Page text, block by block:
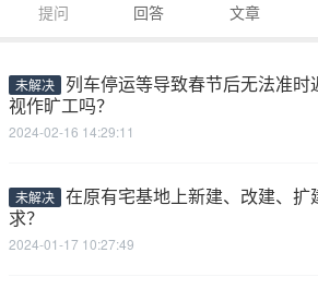
提问 回答 文章
未解决
列车停运等导致春节后无法准
视作旷工吗？
2024-02-16 14:29:11
未解决 在原有宅基地上新建、改建、
求？
2024-01-17 10:27:49